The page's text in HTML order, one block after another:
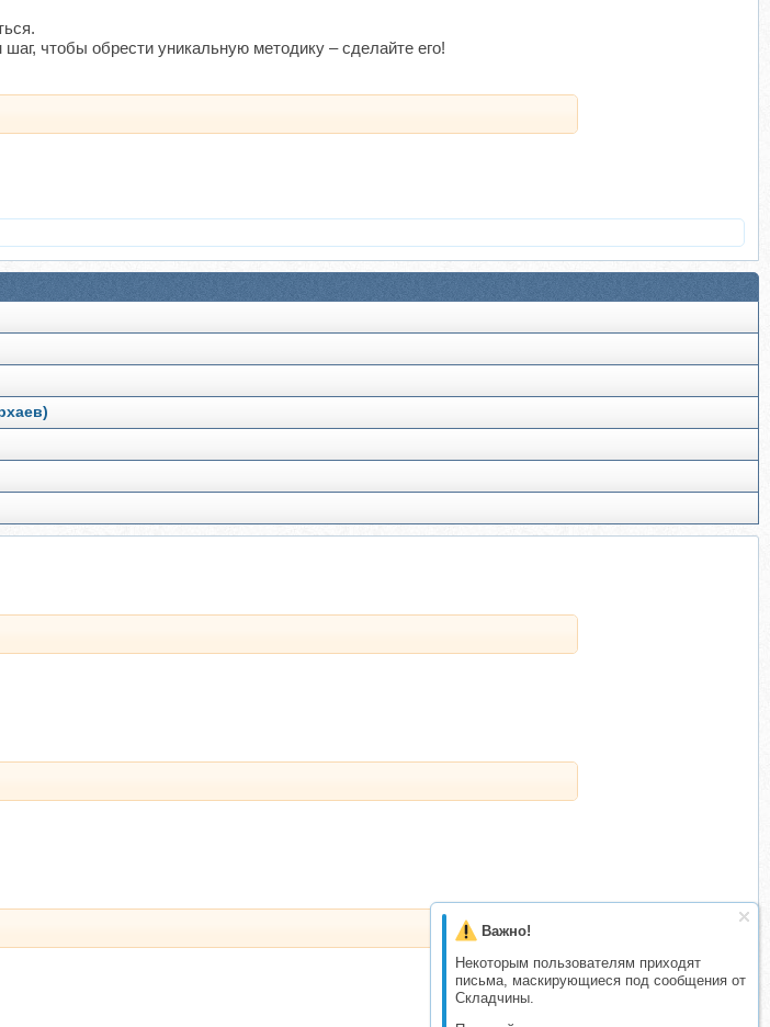
Важно!
Некоторым пользователям приходят
письма, маскирующиеся под сообщения от
Складчины.
чтобы обрести уникальную методику – сделайте его!